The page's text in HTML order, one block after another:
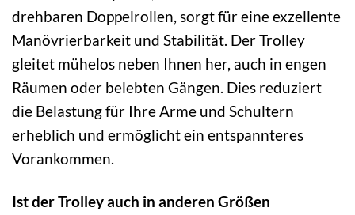
drehbaren Doppelrollen, sorgt für eine exzellente
Manövrierbarkeit und Stabilität. Der Trolley
gleitet mühelos neben Ihnen her, auch in engen
Räumen oder belebten Gängen. Dies reduziert
die Belastung für Ihre Arme und Schultern
erheblich und ermöglicht ein entspannteres
Vorankommen.
Ist der Trolley auch in anderen Größen